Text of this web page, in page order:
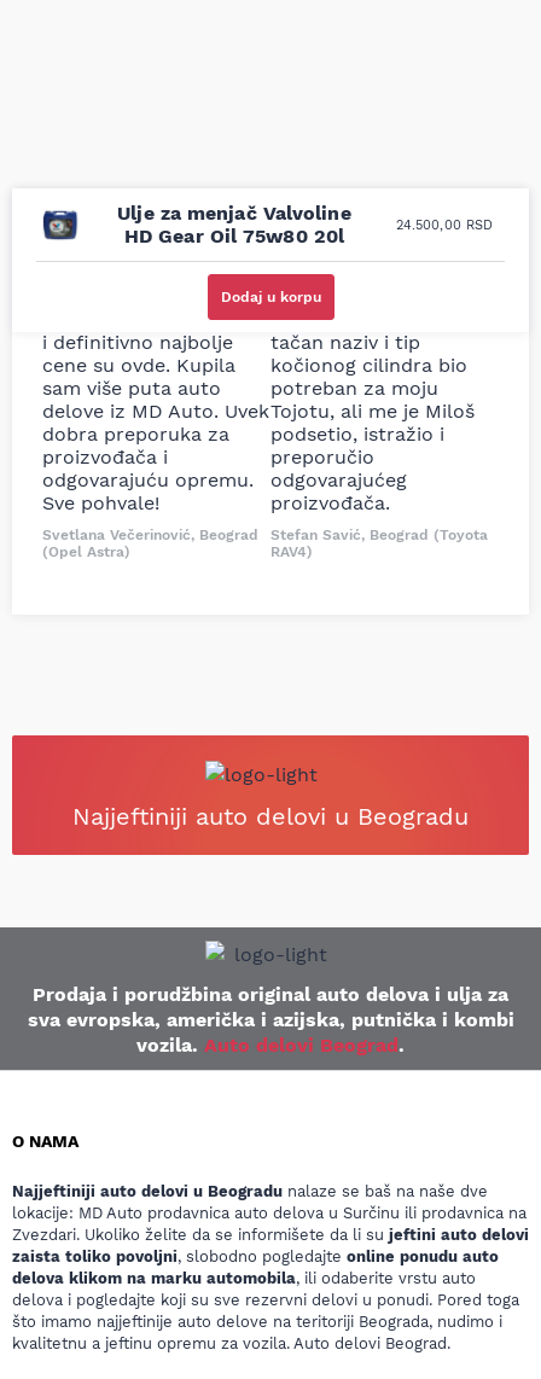
Ulje za menjač Valvoline
HD Gear Oil 75w80 20l
24.500,00 RSD
Dodaj u korpu
Uporedila sam sve
prodavnice auto delova
i definitivno najbolje
cene su ovde. Kupila
sam više puta auto
delove iz MD Auto. Uvek
dobra preporuka za
proizvođača i
odgovarajuću opremu.
Sve pohvale!
Svetlana Večerinović, Beograd
(Opel Astra)
Odlična usluga i
ljubazni prodavci.
Nisam bio siguran koji je
tačan naziv i tip
kočionog cilindra bio
potreban za moju
Tojotu, ali me je Miloš
podsetio, istražio i
preporučio
odgovarajućeg
proizvođača.
Stefan Savić, Beograd (Toyota
RAV4)
Najjeftiniji auto delovi u Beogradu
Prodaja i porudžbina original auto delova i ulja za
sva evropska, američka i azijska, putnička i kombi
vozila. Auto delovi Beograd.
O NAMA
Najjeftiniji auto delovi u Beogradu nalaze se baš na naše dve
lokacije: MD Auto prodavnica auto delova u Surčinu ili prodavnica na
Zvezdari. Ukoliko želite da se informišete da li su jeftini auto delovi
zaista toliko povoljni, slobodno pogledajte online ponudu auto
delova klikom na marku automobila, ili odaberite vrstu auto
delova i pogledajte koji su sve rezervni delovi u ponudi. Pored toga
što imamo najjeftinije auto delove na teritoriji Beograda, nudimo i
kvalitetnu a jeftinu opremu za vozila. Auto delovi Beograd.